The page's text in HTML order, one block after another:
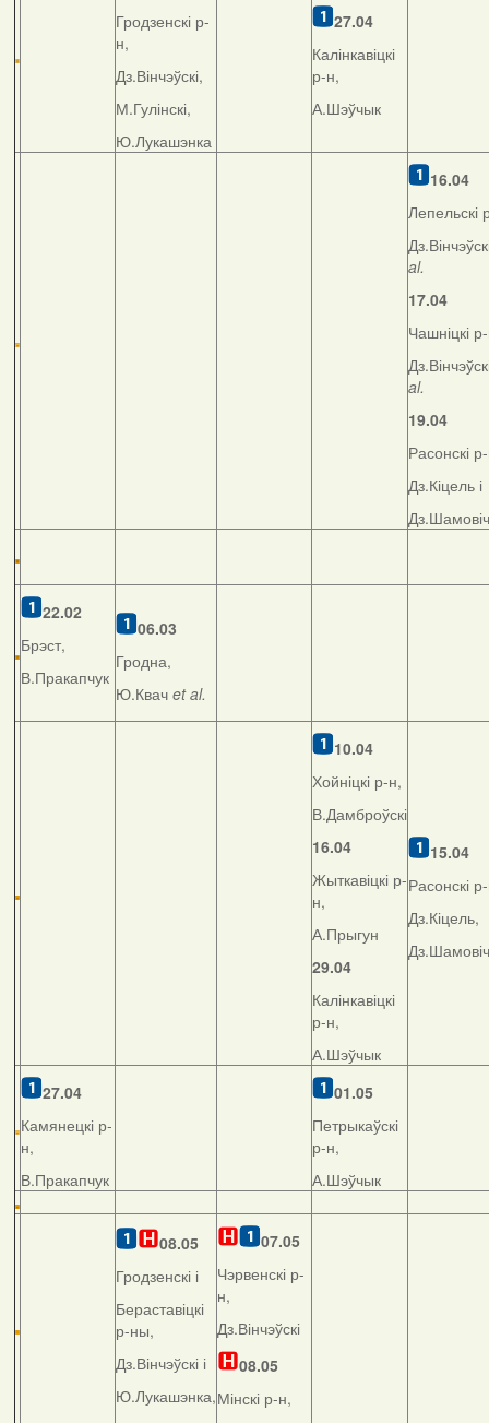
Гродзенскі р-
н,
Дз.Вінчэўскі,
М.Гулінскі,
Ю.Лукашэнка
27.04
Калінкавіцкі
р-н,
А.Шэўчык
16.04
Лепельскі
al.
17.04
Чашніцкі
al.
19.04
Расонскі
Дз.Кіцель і
Дз.Шамовіч
22.02
Брэст,
В.Пракапчук
06.03
Гродна,
Ю.Квач et al.
10.04
Хойніцкі р-н,
В.Дамброўскі
16.04
Жыткавіцкі р-
н,
А.Прыгун
29.04
Калінкавіцкі
р-н,
А.Шэўчык
15.04
Расонскі
Дз.Кіцель,
Дз.Шамовіч
27.04
Камянецкі р-
н,
В.Пракапчук
01.05
Петрыкаўскі
р-н,
А.Шэўчык
08.05
Гродзенскі і
Бераставіцкі
р-ны,
Дз.Вінчэўскі і
Ю.Лукашэнка,
07.05
Чэрвенскі р-
н,
Дз.Вінчэўскі
08.05
Мінскі р-н,